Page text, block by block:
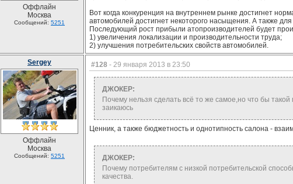
Оффлайн
Москва
Сообщений: 5251
Вот когда конкуренция на внутреннем рынке достигнет
автомобилей достигнет некоторого насыщения. А также
Последующий рост прибыли атопроизводителей будет
1) увеличения локализации и производительности труда;
2) улучшения потребительских свойств автомобилей.
Sergey
Оффлайн
Москва
Сообщений: 5251
#128 - 29 января 2013 в 23:50
ДЖОКЕР:
Почему нельзя сделать всё то же самое,но что бы
заикаюсь
Ценник, а также бюджетность и однотипность салона -
ДЖОКЕР:
Почему потребителям с низкой потребительской
качества.